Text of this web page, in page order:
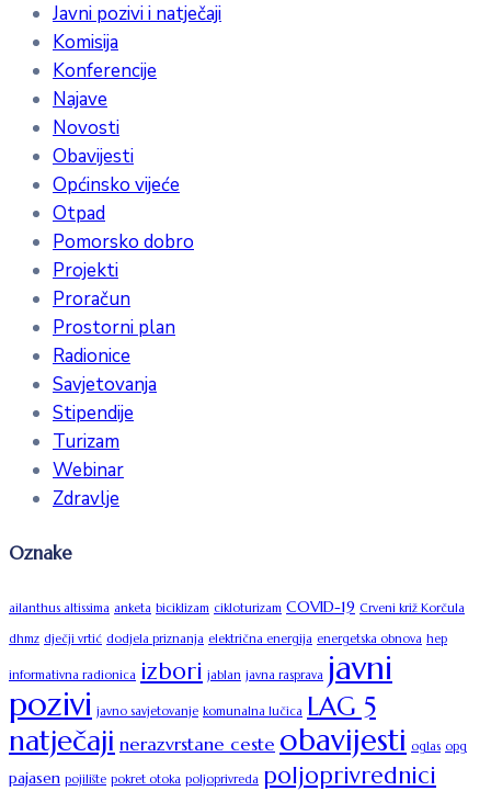
Javni pozivi i natječaji
Komisija
Konferencije
Najave
Novosti
Obavijesti
Općinsko vijeće
Otpad
Pomorsko dobro
Projekti
Proračun
Prostorni plan
Radionice
Savjetovanja
Stipendije
Turizam
Webinar
Zdravlje
Oznake
ailanthus altissima anketa biciklizam cikloturizam COVID-19 Crveni križ Korčula
dhmz dječji vrtić dodjela priznanja električna energija energetska obnova hep
informativna radionica izbori jablan javna rasprava javni
pozivi javno savjetovanje komunalna lučica LAG 5
natječaji nerazvrstane ceste obavijesti oglas opg
pajasen pojilište pokret otoka poljoprivreda poljoprivrednici